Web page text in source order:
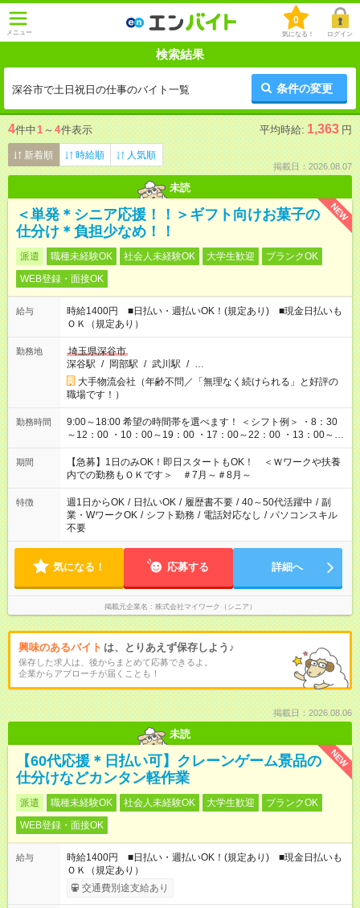
メニュー
0
気になる！ ログイン
検索結果
深谷市で土日祝日の仕事のバイト一覧 条件の変更
4件中1 ～ 4件表示 平均時給: 1,363 円
新着順 時給順 人気順
掲載日：2026.08.07
未読
NEW
＜単発＊シニア応援！！＞ギフト向けお菓子の
仕分け＊負担少なめ！！
派遣 職種未経験OK 社会人未経験OK 大学生歓迎
ブランクOK
WEB登録・面接OK
給与
時給1400円 ■日払い・週払いOK！(規定あり) ■現金日払いも
ＯＫ（規定あり）
勤務地
埼玉県深谷市
深谷駅 / 岡部駅 / 武川駅 / …
大手物流会社（年齢不問／「無理なく続けられる」と好評の
職場です！）
勤務時間
9:00～18:00 希望の時間帯を選べます！ ＜シフト例＞ ・8：30
～12：00 ・10：00～19：00 ・17：00～22：00 ・13：00～
22：00 ・22：00～翌6：00 など
期間
【急募】1日のみOK！即日スタートもOK！ ＜Ｗワークや扶養
内での勤務もＯＫです＞ ＃7月～＃8月～
特徴 週1日からOK / 日払いOK / 履歴書不要 / 40～50代活躍中 / 副
業・WワークOK / シフト勤務 / 電話対応なし / パソコンスキル
不要
気になる！ 応募する 詳細へ
掲載元企業名 株式会社マイワーク（シニア）
興味のあるバイト は、とりあえず保存しよう♪
保存した求人は、後からまとめて応募できるよ。
企業からアプローチが届くことも！
掲載日：2026.08.06
未読
NEW
【60代応援＊日払い可】クレーンゲーム景品の
仕分けなどカンタン軽作業
派遣 職種未経験OK 社会人未経験OK 大学生歓迎
ブランクOK
WEB登録・面接OK
給与
時給1400円 ■日払い・週払いOK！(規定あり) ■現金日払いも
ＯＫ（規定あり）
交通費別途支給あり